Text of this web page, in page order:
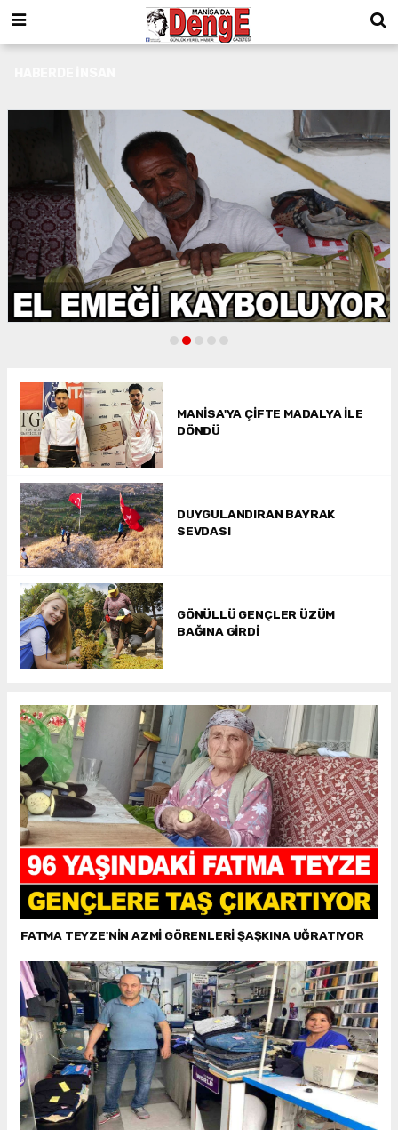
MANİSA'YA ÇİFTE MADALYA İLE
DÖNDÜ
DUYGULANDIRAN BAYRAK
SEVDASI
GÖNÜLLÜ GENÇLER ÜZÜM
BAĞINA GİRDİ
FATMA TEYZE'NİN AZMİ GÖRENLERİ ŞAŞKINA UĞRATIYOR